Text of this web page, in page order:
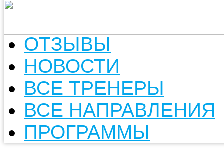
ОТЗЫВЫ
НОВОСТИ
ВСЕ ТРЕНЕРЫ
ВСЕ НАПРАВЛЕНИЯ
ПРОГРАММЫ